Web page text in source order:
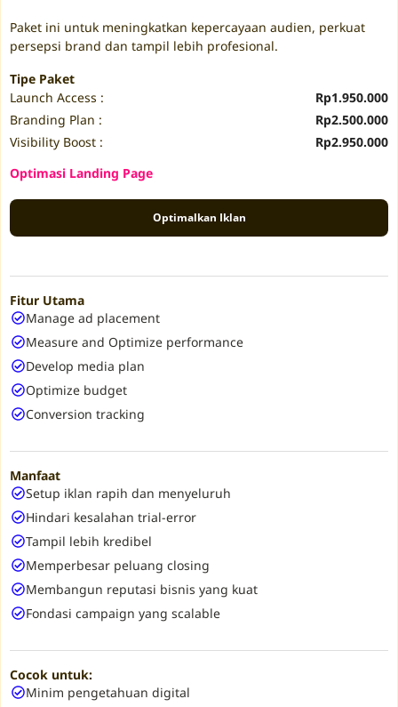
Paket ini untuk meningkatkan kepercayaan audien, perkuat
persepsi brand dan tampil lebih profesional.
Tipe Paket
Launch Access :
Rp1.950.000
Branding Plan :
Rp2.500.000
Visibility Boost :
Rp2.950.000
Optimasi Landing Page
Optimalkan Iklan
Fitur Utama
Manage ad placement
Measure and Optimize performance
Develop media plan
Optimize budget
Conversion tracking
Manfaat
Setup iklan rapih dan menyeluruh
Hindari kesalahan trial-error
Tampil lebih kredibel
Memperbesar peluang closing
Membangun reputasi bisnis yang kuat
Fondasi campaign yang scalable
Cocok untuk:
Minim pengetahuan digital